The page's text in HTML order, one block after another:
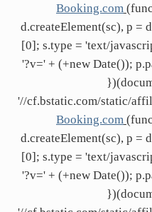
Booking.com
d.createElement(sc), p =
[0]; s.type = 'text/
'?v=' + (+new Date());
'//cf.bstatic.com/static/
Booking.com
d.createElement(sc), p =
[0]; s.type = 'text/
'?v=' + (+new Date());